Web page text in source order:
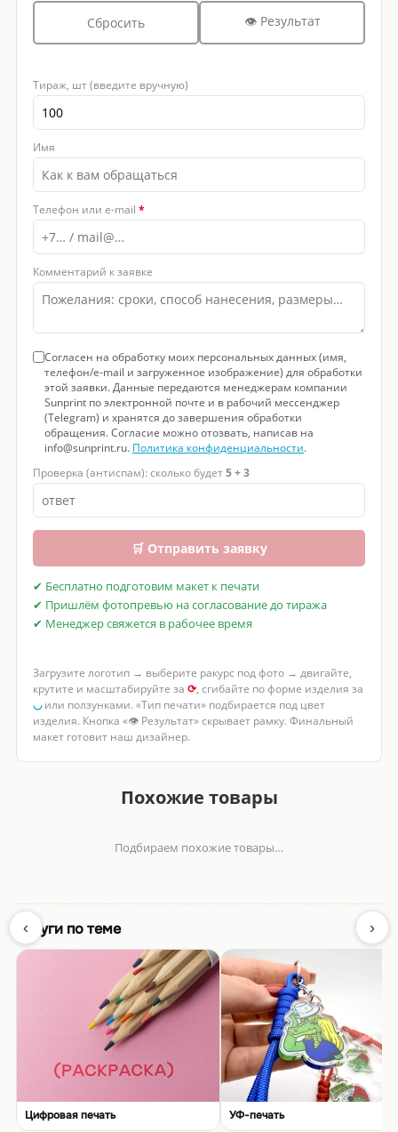
Сбросить 👁 Результат
Тираж, шт (введите вручную)
Имя
Телефон или e-mail *
Комментарий к заявке
Согласен на обработку моих персональных данных (имя,
телефон/e-mail и загруженное изображение) для обработки
этой заявки. Данные передаются менеджерам компании
Sunprint по электронной почте и в рабочий мессенджер
(Telegram) и хранятся до завершения обработки
обращения. Согласие можно отозвать, написав на
info@sunprint.ru. Политика конфиденциальности.
Проверка (антиспам): сколько будет5 + 3
🛒 Отправить заявку
✔ Бесплатно подготовим макет к печати
✔ Пришлём фотопревью на согласование до тиража
✔ Менеджер свяжется в рабочее время
Загрузите логотип → выберите ракурс под фото → двигайте,
крутите и масштабируйте за ⟳, сгибайте по форме изделия за
◡или ползунками. «Тип печати» подбирается под цвет
изделия. Кнопка «👁 Результат» скрывает рамку. Финальный
макет готовит наш дизайнер.
Похожие товары
‹
Подбираем похожие товары…
›
Услуги по теме
Цифровая печать УФ-печать